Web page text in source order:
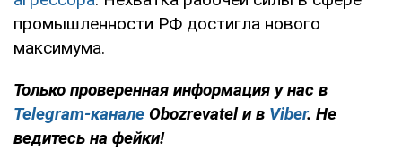
промышленности РФ достигла нового
максимума.
Только проверенная информация у нас в
Telegram-канале Obozrevatel и в Viber. Не
ведитесь на фейки!